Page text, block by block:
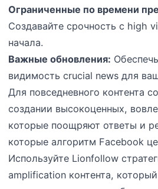
Ограниченные по времени
Создавайте срочность с high
начала.
Важные обновления:
видимость crucial news для
Для повседневного контента
создании высокоценных,
которые поощряют ответы и
которые алгоритм Facebook
Используйте Lionfollow
amplification контента,